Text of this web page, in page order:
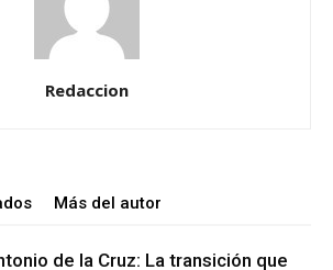
Redaccion
Más del autor
de la Cruz: La transición que